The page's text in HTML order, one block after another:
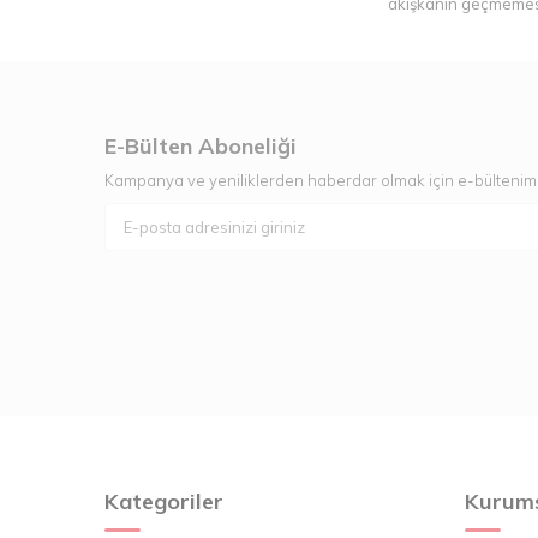
2 parçalı küresel vana,
sunar. Gövde kısmı,
Böylece sistemin tüm
entegre edilebilen
E-Bülten Aboneliği
Kampanya ve yeniliklerden haberdar olmak için e-
Kategoriler